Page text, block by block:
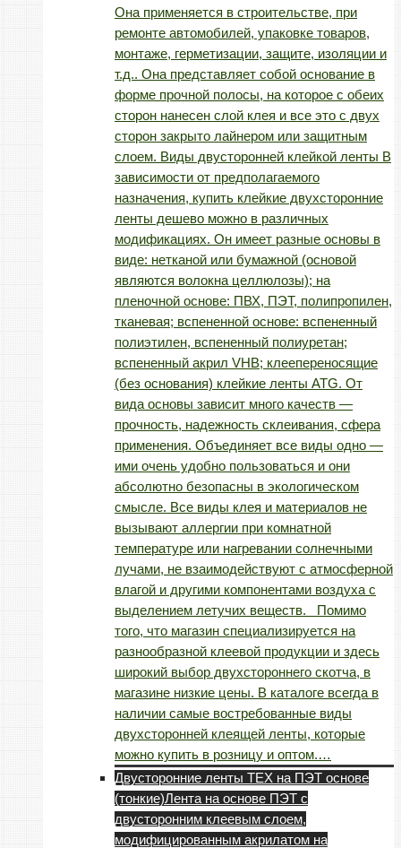
Она применяется в строительстве, при
ремонте автомобилей, упаковке товаров,
монтаже, герметизации, защите, изоляции и
т.д.. Она представляет собой основание в
форме прочной полосы, на которое с обеих
сторон нанесен слой клея и все это с двух
сторон закрыто лайнером или защитным
слоем. Виды двусторонней клейкой ленты В
зависимости от предполагаемого
назначения, купить клейкие двухсторонние
ленты дешево можно в различных
модификациях. Он имеет разные основы в
виде: нетканой или бумажной (основой
являются волокна целлюлозы); на
пленочной основе: ПВХ, ПЭТ, полипропилен,
тканевая; вспененной основе: вспененный
полиэтилен, вспененный полиуретан;
вспененный акрил VHB; клеепереносящие
(без основания) клейкие ленты ATG. От
вида основы зависит много качеств —
прочность, надежность склеивания, сфера
применения. Объединяет все виды одно —
ими очень удобно пользоваться и они
абсолютно безопасны в экологическом
смысле. Все виды клея и материалов не
вызывают аллергии при комнатной
температуре или нагревании солнечными
лучами, не взаимодействуют с атмосферной
влагой и другими компонентами воздуха с
выделением летучих веществ. Помимо
того, что магазин специализируется на
разнообразной клеевой продукции и здесь
широкий выбор двухстороннего скотча, в
магазине низкие цены. В каталоге всегда в
наличии самые востребованные виды
двухсторонней клеящей ленты, которые
можно купить в розницу и оптом.…
Двусторонние ленты TEX на ПЭТ основе
(тонкие)Лента на основе ПЭТ с
двусторонним клеевым слоем,
модифицированным акрилатом на